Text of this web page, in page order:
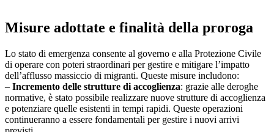
Misure adottate e finalità della proroga
Lo stato di emergenza consente al governo e alla Protezione Civile
di operare con poteri straordinari per gestire e mitigare l’impatto
dell’afflusso massiccio di migranti. Queste misure includono:
– Incremento delle strutture di accoglienza: grazie alle deroghe
normative, è stato possibile realizzare nuove strutture di accoglienza
e potenziare quelle esistenti in tempi rapidi. Queste operazioni
continueranno a essere fondamentali per gestire i nuovi arrivi